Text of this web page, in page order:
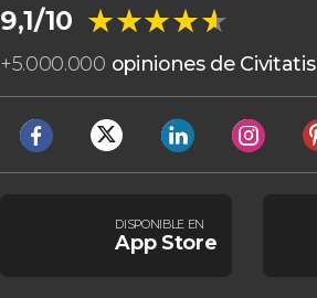
9,1/10 ★★★★★
★★★★★
+5.000.000 opiniones de Civitatis
DISPONIBLE EN
App Store